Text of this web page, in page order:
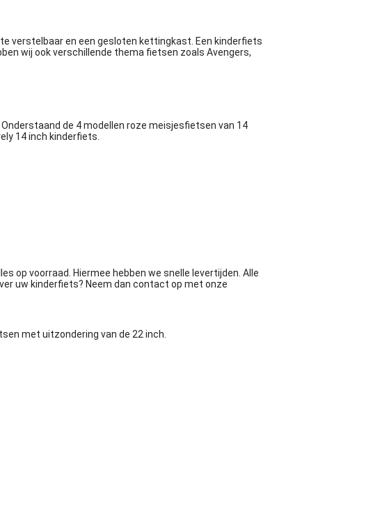
verstelbaaren een gesloten kettingkast. Een kinderfiets
wij ook verschillende thema fietsen zoals Avengers,
de 4 modellen roze meisjesfietsen van 14
14 inch kinderfiets.
op voorraad. Hiermee hebben we snelle levertijden. Alle
uw kinderfiets? Neem dan contact op met onze
met uitzondering van de 22 inch.